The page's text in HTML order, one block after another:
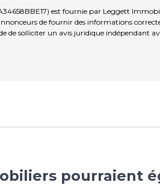
est fournie par Leggett
de fournir des informations
de solliciter un avis juridique indépendant
pourraient